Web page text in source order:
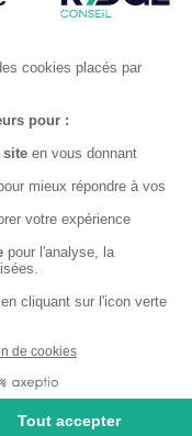
pouvait être
de
d’achat des
autorisé les
pour payer
entreprise